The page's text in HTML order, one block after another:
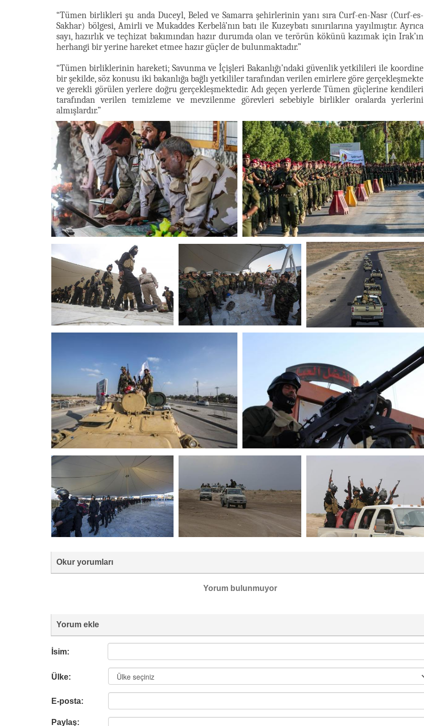
“Tümen birlikleri şu anda Duceyl, Beled ve Samarra şehirlerinin yanı sıra Curf-en-Nasr (Curf-es-
Sakhar) bölgesi, Amirli ve Mukaddes Kerbelâ’nın batı ile Kuzeybatı sınırılarına yayılmıştır. Ayrıca
sayı, hazırlık ve teçhizat bakımından hazır durumda olan ve terörün kökünü kazımak için Irak’ın
herhangi bir yerine hareket etmee hazır güçler de bulunmaktadır.”
“Tümen birliklerinin hareketi; Savunma ve İçişleri Bakanlığı’ndaki güvenlik yetkilileri ile koordine
bir şekilde, söz konusu iki bakanlığa bağlı yetkililer tarafından verilen emirlere göre gerçekleşmekte
ve gerekli görülen yerlere doğru gerçekleşmektedir. Adı geçen yerlerde Tümen güçlerine kendileri
tarafından verilen temizleme ve mevzilenme görevleri sebebiyle birlikler oralarda yerlerini
almışlardır.”
Okur yorumları
Yorum bulunmuyor
Yorum ekle
İsim:
Ülke:
E-posta:
Paylaş: